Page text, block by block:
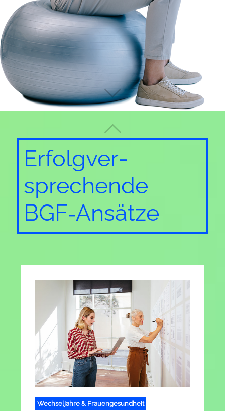
Erfolg­ver­
sprechende
BGF‑Ansätze
Wechseljahre & Frauengesundheit